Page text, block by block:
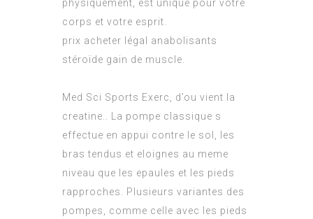
physiquement, est unique pour votre
corps et votre esprit.
prix acheter légal anabolisants
stéroïde gain de muscle.
Med Sci Sports Exerc, d’ou vient la
creatine.. La pompe classique s
effectue en appui contre le sol, les
bras tendus et eloignes au meme
niveau que les epaules et les pieds
rapproches. Plusieurs variantes des
pompes, comme celle avec les pieds